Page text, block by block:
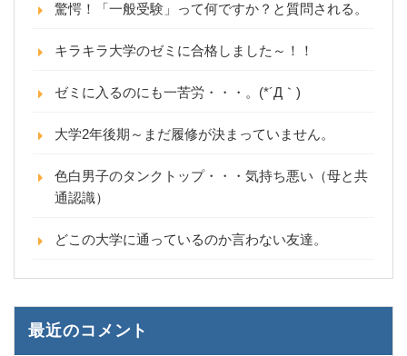
驚愕！「一般受験」って何ですか？と質問される。
キラキラ大学のゼミに合格しました～！！
ゼミに入るのにも一苦労・・・。(*´Д｀)
大学2年後期～まだ履修が決まっていません。
色白男子のタンクトップ・・・気持ち悪い（母と共
通認識）
どこの大学に通っているのか言わない友達。
最近のコメント